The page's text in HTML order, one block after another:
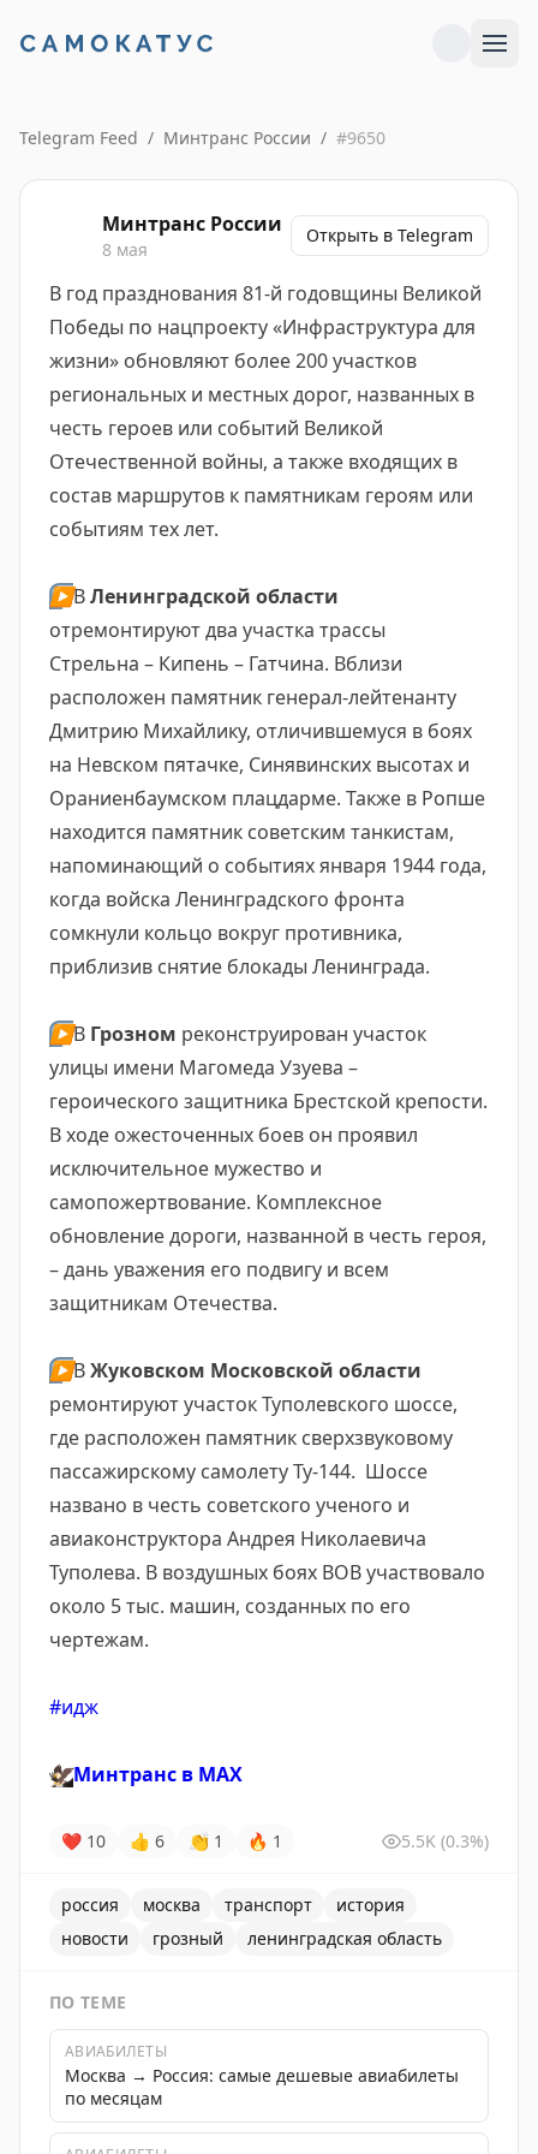
Telegram Feed / Минтранс России / #9650
Минтранс России
8 мая
Открыть в Telegram
В год празднования 81-й годовщины Великой
Победы по нацпроекту «Инфраструктура для
жизни» обновляют более 200 участков
региональных и местных дорог, названных в
честь героев или событий Великой
Отечественной войны, а также входящих в
состав маршрутов к памятникам героям или
событиям тех лет.
▶️ВЛенинградской области
отремонтируют два участка трассы
Стрельна – Кипень – Гатчина. Вблизи
расположен памятник генерал-лейтенанту
Дмитрию Михайлику, отличившемуся в боях
на Невском пятачке, Синявинских высотах и
Ораниенбаумском плацдарме. Также в Ропше
находится памятник советским танкистам,
напоминающий о событиях января 1944 года,
когда войска Ленинградского фронта
сомкнули кольцо вокруг противника,
приблизив снятие блокады Ленинграда.
▶️В Грозном реконструирован участок
улицы имени Магомеда Узуева –
героического защитника Брестской крепости.
В ходе ожесточенных боев он проявил
исключительное мужество и
самопожертвование. Комплексное
обновление дороги, названной в честь героя,
– дань уважения его подвигу и всем
защитникам Отечества.
▶️ВЖуковском Московской области
ремонтируют участок Туполевского шоссе,
где расположен памятник сверхзвуковому
пассажирскому самолету Ту-144. Шоссе
названо в честь советского ученого и
авиаконструктора Андрея Николаевича
Туполева. В воздушных боях ВОВ участвовало
около 5 тыс. машин, созданных по его
чертежам.
#идж
🦅Минтранс в MAX
❤ 10 👍 6 👏 1 🔥 1 5.5K (0.3%)
россия москва транспорт
история
новости
грозный ленинградская область
ПО ТЕМЕ
АВИАБИЛЕТЫ
Москва → Россия: самые дешевые авиабилеты
по месяцам